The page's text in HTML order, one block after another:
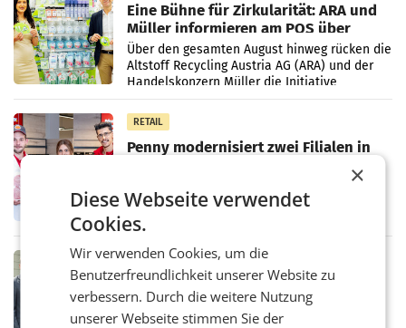
Eine Bühne für Zirkularität: ARA und
Müller informieren am POS über
Kreislauffähigkeit
Über den gesamten August hinweg rücken die
Altstoff Recycling Austria AG (ARA) und der
Handelskonzern Müller die Initiative
„Kreislauf-Helden“ in allen österreichischen
Müller-Filialen
RETAIL
Penny modernisiert zwei Filialen in
laufenden Modernisierungsoffensive
erneuert Penny zwei Filialen in Nieder- und
Oberösterreich. Die beiden Standorte liegen
in Haag sowie im rund
RETAIL
Alles bereit für den Wechsel: Jürgen
Albrecht setzt ab 1.1.2027 auf Adeg
WIENER NEUDORF. – Die geplante
×
Diese Webseite verwendet
Cookies.
Wir verwenden Cookies, um die
Benutzerfreundlichkeit unserer Website zu
verbessern. Durch die weitere Nutzung
unserer Webseite stimmen Sie der